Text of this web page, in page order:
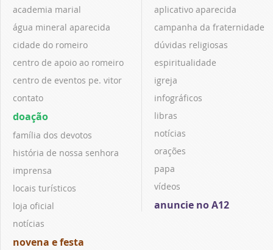
academia marial
água mineral aparecida
cidade do romeiro
centro de apoio ao romeiro
centro de eventos pe. vitor
contato
doação
família dos devotos
história de nossa senhora
imprensa
locais turísticos
loja oficial
notícias
novena e festa
aplicativo aparecida
campanha da fraternidade
dúvidas religiosas
espiritualidade
igreja
infográficos
libras
notícias
orações
papa
vídeos
anuncie no A12